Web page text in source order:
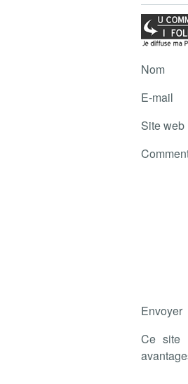
Nom
E-mail
Site web
Envoyer
Ce site